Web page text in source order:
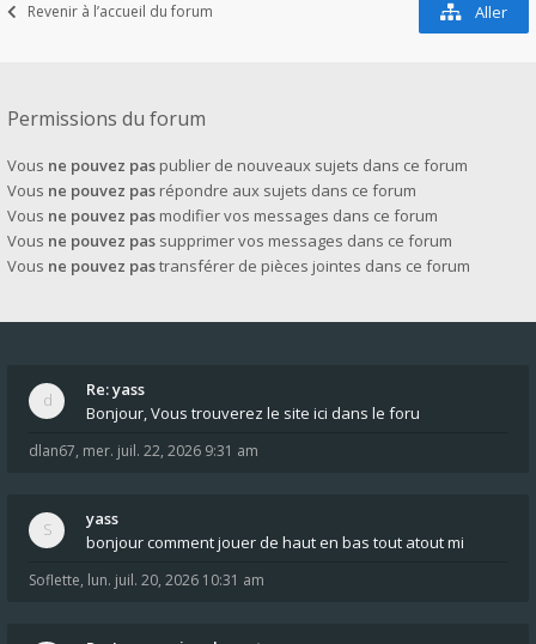
Revenir à l’accueil du forum Aller
Permissions du forum
Vous ne pouvez pas publier de nouveaux sujets dans ce forum
Vous ne pouvez pas répondre aux sujets dans ce forum
Vous ne pouvez pas modifier vos messages dans ce forum
Vous ne pouvez pas supprimer vos messages dans ce forum
Vous ne pouvez pastransférer de pièces jointes dans ce forum
Re: yass
Bonjour, Vous trouverez le site ici dans le foru
dlan67, mer. juil. 22, 2026 9:31 am
yass
bonjour comment jouer de haut en bas tout atout mi
Soflette, lun. juil. 20, 2026 10:31 am